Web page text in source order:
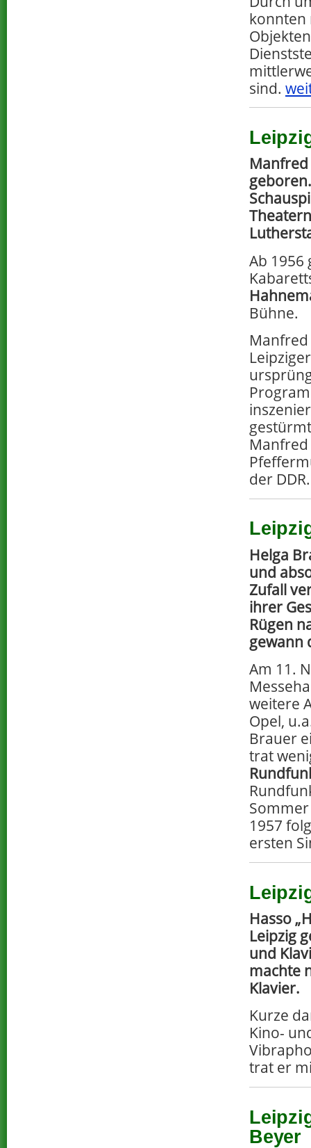
konnten
sind.
Ab 1956
Bühne.
der
Helga
und
Zufall
ihrer
Rügen
gewann
Am 11.
weitere
Opel,
Brauer
trat
1957
ersten
Hasso
Leipzig
und
machte
Klavier.
Kurze
Kino-
trat er
Beyer